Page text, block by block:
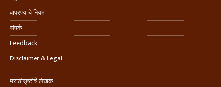
वापरण्याचे नियम
संपर्क
Feedback
Disclaimer & Legal
मराठीसृष्टीचे लेखक